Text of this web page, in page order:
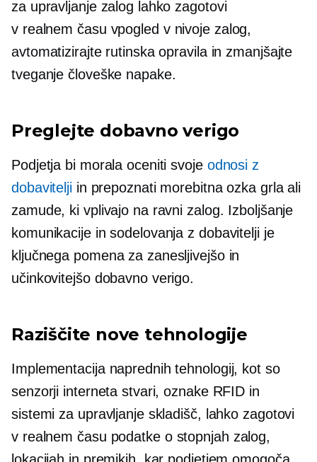
za upravljanje zalog lahko zagotovi
v realnem času vpogled v nivoje zalog,
avtomatizirajte rutinska opravila in zmanjšajte
tveganje človeške napake.
Preglejte dobavno verigo
Podjetja bi morala oceniti svoje odnosi z
dobaviteljiin prepoznati morebitna ozka grla ali
zamude, ki vplivajo na ravni zalog. Izboljšanje
komunikacije in sodelovanja z dobavitelji je
ključnega pomena za zanesljivejšo in
učinkovitejšo dobavno verigo.
Raziščite nove tehnologije
Implementacija naprednih tehnologij, kot so
senzorji interneta stvari, oznake RFID in
sistemi za upravljanje skladišč, lahko zagotovi
v realnem času podatke o stopnjah zalog,